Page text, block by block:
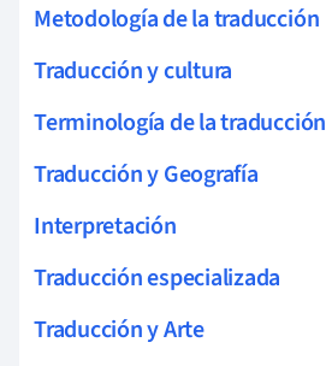
Metodología de la traducción
Traducción y cultura
Terminología de la traducción
Traducción y Geografía
Interpretación
Traducción especializada
Traducción y Arte